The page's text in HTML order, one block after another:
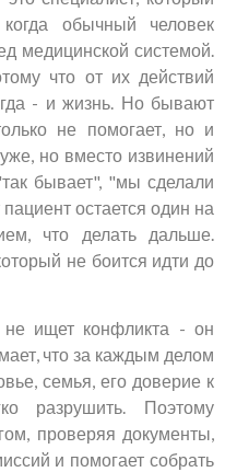
обычный человек
медицинской системой.
что от их действий
- и жизнь. Но бывают
не помогает, но и
но вместо извинений
бывает", "мы сделали
остается один на
что делать дальше.
не боится идти до
ищет конфликта - он
что за каждым делом
семья, его доверие к
разрушить. Поэтому
проверяя документы,
и помогает собрать